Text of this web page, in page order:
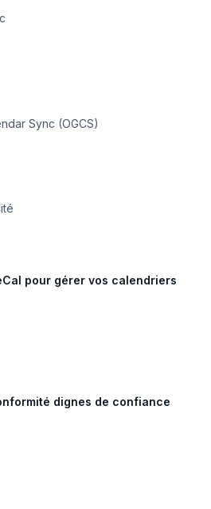
Sync (OGCS)
pour gérer vos calendriers
dignes de confiance